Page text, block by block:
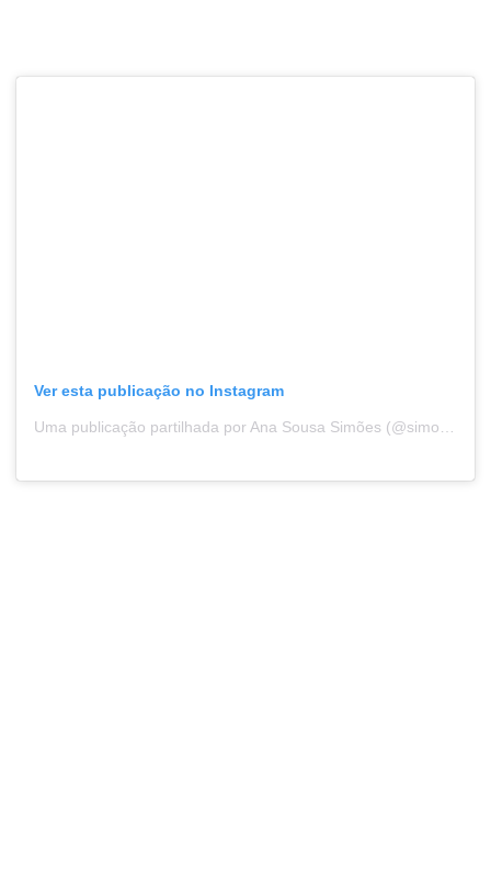
Ver esta publicação no Instagram